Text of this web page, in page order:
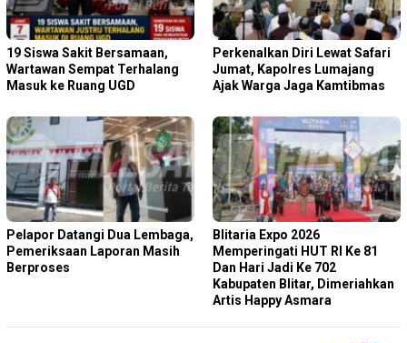
19 Siswa Sakit Bersamaan,
Wartawan Sempat Terhalang
Masuk ke Ruang UGD
Perkenalkan Diri Lewat Safari
Jumat, Kapolres Lumajang
Ajak Warga Jaga Kamtibmas
Pelapor Datangi Dua Lembaga,
Pemeriksaan Laporan Masih
Berproses
Blitaria Expo 2026
Memperingati HUT RI Ke 81
Dan Hari Jadi Ke 702
Kabupaten Blitar, Dimeriahkan
Artis Happy Asmara